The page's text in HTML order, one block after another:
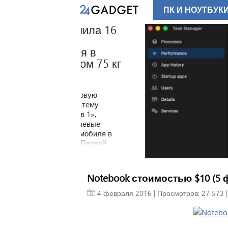
Notebook стоимостью $10 (5
4 февраля 2016 | Просмотров: 27 573 |
ПК И НОУТБУКИ